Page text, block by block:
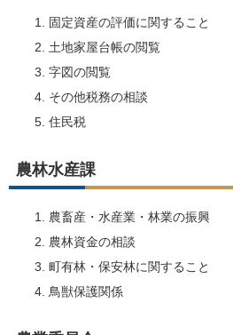
固定資産の評価に関すること
土地家屋台帳の閲覧
字図の閲覧
その他税務の相談
住民税
農林水産課
農畜産・水産業・林業の振興
農林資金の相談
町有林・保安林に関すること
鳥獣保護関係